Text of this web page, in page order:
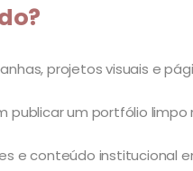
projetos visuais e
um portfólio limpo
e conteúdo institucional